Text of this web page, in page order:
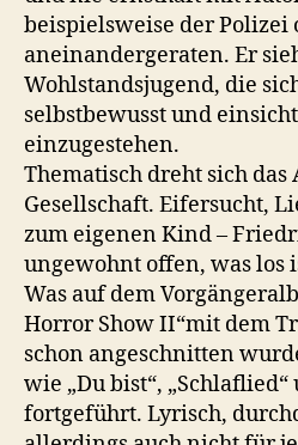
beispielsweise der Polizei
aneinandergeraten. Er
Wohlstandsjugend, die
selbstbewusst und
einzugestehen.
Thematisch dreht sich
Gesellschaft. Eifersucht,
zum eigenen Kind –
ungewohnt offen, was los
Was auf dem
Horror Show II“mit dem
schon angeschnitten
wie „Du bist“, „Schlaflied“
fortgeführt. Lyrisch,